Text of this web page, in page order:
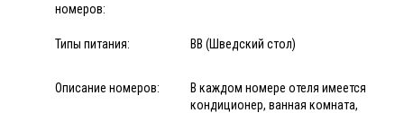
номеров:
Типы питания: BB (Шведский стол)
Описание номеров:
В каждом номере отеля имеется
кондиционер, ванная комната,